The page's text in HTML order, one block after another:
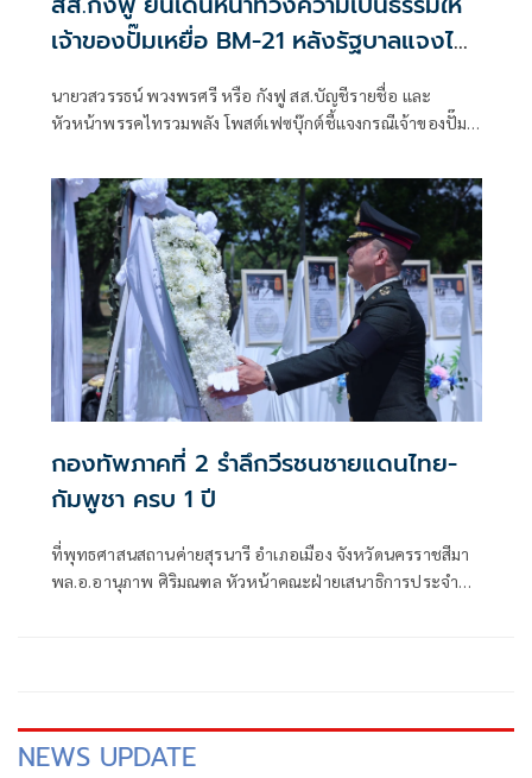
เจ้าของปั๊มเหยื่อ BM-21 หลังรัฐบาลแจงไม่
เข้าหลักเกณฑ์เยียวยา
นายวสวรรธน์ พวงพรศรี หรือ กังฟู สส.บัญชีรายชื่อ และ
หัวหน้าพรรคไทรวมพลัง โพสต์เฟซบุ๊กต์ชี้แจงกรณีเจ้าของปั๊ม
เสียหายจากจรวด BM-21 ของกัมพูชา ออกมาร้องเรียนว่ายังไม่
ได้รับเงินเยียวจากภาครัฐ ก่อนที่นางสาวรัชดา ธนาดิเรก โฆษก
ประจำสำนักนายกรัฐมนตรี ยืนยันว่า
กองทัพภาคที่ 2 รำลึกวีรชนชายแดนไทย-
กัมพูชา ครบ 1 ปี
ที่พุทธศาสนสถานค่ายสุรนารี อำเภอเมือง จังหวัดนครราชสีมา
พล.อ.อานุภาพ ศิริมณฑล หัวหน้าคณะฝ่ายเสนาธิการประจำผู้
NEWS UPDATE